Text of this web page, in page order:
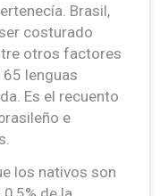
Brasil,
costurado
otros factores
lenguas
Es el recuento
e
los nativos son